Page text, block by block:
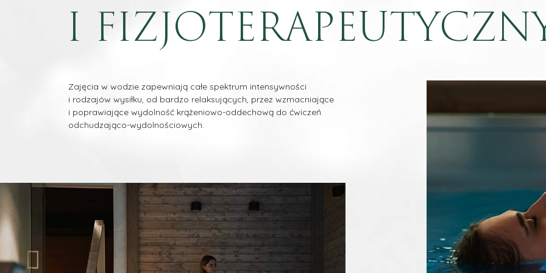
I
Zajęcia w wodzie zapewniają całe spektrum intensywności
i rodzajów wysiłku, od bardzo relaksujących, przez wzmacniające
i poprawiające wydolność krążeniowo-oddechową do ćwiczeń
odchudzająco-wydolnościowych.